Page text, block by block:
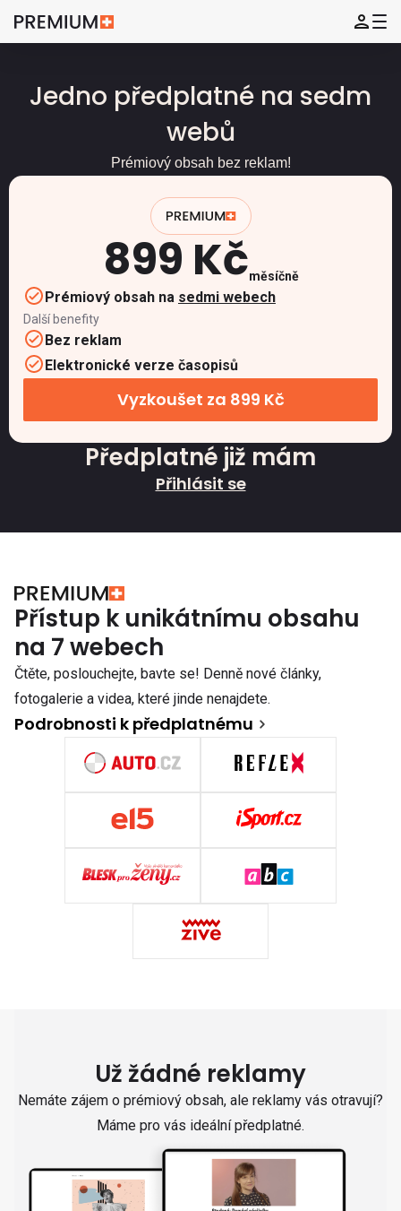
Jedno předplatné na sedm
webů
Prémiový obsah bez reklam!
899 Kčměsíčně
Prémiový obsah na sedmi webech
Další benefity
Bez reklam
Elektronické verze časopisů
Vyzkoušet za 899 Kč
Předplatné již mám
Přihlásit se
Přístup k unikátnímu obsahu
na 7 webech
Čtěte, poslouchejte, bavte se! Denně nové články,
fotogalerie a videa, které jinde nenajdete.
Podrobnosti k předplatnému
Už žádné reklamy
Nemáte zájem o prémiový obsah, ale reklamy vás otravují?
Máme pro vás ideální předplatné.